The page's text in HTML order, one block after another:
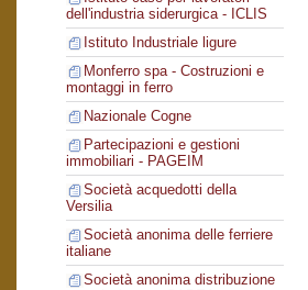
dell'industria siderurgica - ICLIS
Istituto Industriale ligure
Monferro spa - Costruzioni e
montaggi in ferro
Nazionale Cogne
Partecipazioni e gestioni
immobiliari - PAGEIM
Società acquedotti della
Versilia
Società anonima delle ferriere
italiane
Società anonima distribuzione